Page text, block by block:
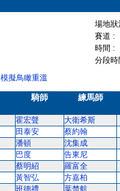
場地
賽道 :
時間 :
分段
模擬鳥瞰重溫
騎師 練馬師
霍宏聲 大衛希斯
田泰安 蔡約翰
潘頓 沈集成
巴度 告東尼
蔡明紹 羅富全
黃智弘 方嘉柏
班德禮 葉楚航